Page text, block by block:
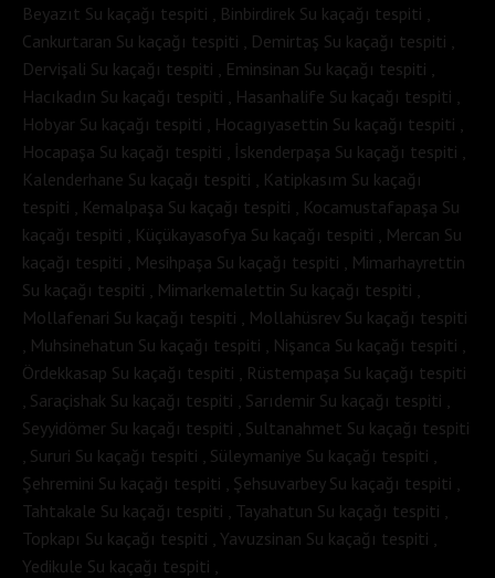
Beyazıt Su kaçağı tespiti , Binbirdirek Su kaçağı tespiti ,
Cankurtaran Su kaçağı tespiti , Demirtaş Su kaçağı tespiti ,
Dervişali Su kaçağı tespiti , Eminsinan Su kaçağı tespiti ,
Hacıkadın Su kaçağı tespiti , Hasanhalife Su kaçağı tespiti ,
Hobyar Su kaçağı tespiti , Hocagıyasettin Su kaçağı tespiti ,
Hocapaşa Su kaçağı tespiti , İskenderpaşa Su kaçağı tespiti ,
Kalenderhane Su kaçağı tespiti , Katipkasım Su kaçağı
tespiti , Kemalpaşa Su kaçağı tespiti , Kocamustafapaşa Su
kaçağı tespiti , Küçükayasofya Su kaçağı tespiti , Mercan Su
kaçağı tespiti , Mesihpaşa Su kaçağı tespiti , Mimarhayrettin
Su kaçağı tespiti , Mimarkemalettin Su kaçağı tespiti ,
Mollafenari Su kaçağı tespiti , Mollahüsrev Su kaçağı tespiti
, Muhsinehatun Su kaçağı tespiti , Nişanca Su kaçağı tespiti ,
Ördekkasap Su kaçağı tespiti , Rüstempaşa Su kaçağı tespiti
, Saraçishak Su kaçağı tespiti , Sarıdemir Su kaçağı tespiti ,
Seyyidömer Su kaçağı tespiti , Sultanahmet Su kaçağı tespiti
, Sururi Su kaçağı tespiti , Süleymaniye Su kaçağı tespiti ,
Şehremini Su kaçağı tespiti , Şehsuvarbey Su kaçağı tespiti ,
Tahtakale Su kaçağı tespiti , Tayahatun Su kaçağı tespiti ,
Topkapı Su kaçağı tespiti , Yavuzsinan Su kaçağı tespiti ,
Yedikule Su kaçağı tespiti ,